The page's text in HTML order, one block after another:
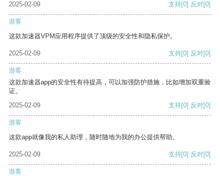
2025-02-09
支持[0] 反对[0]
游客
这款加速器VPM应用程序提供了顶级的安全性和隐私保护。
2025-02-09 支持[0] 反对[0]
游客
这款加速器app的安全性有待提高，可以加强防护措施，比如增加双重验
证。
2025-02-09
支持[0] 反对[0]
游客
这款app就像我的私人助理，随时随地为我的办公提供帮助。
2025-02-09 支持[0] 反对[0]
游客